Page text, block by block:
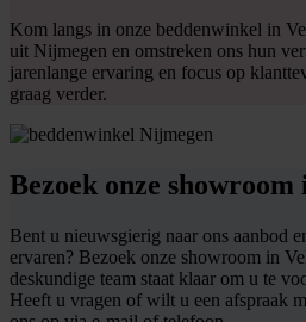
Kom langs in onze beddenwinkel in
uit Nijmegen en omstreken ons hun
jarenlange ervaring en focus op
graag verder.
Bezoek onze showroom
Bent u nieuwsgierig naar ons aanbod
ervaren? Bezoek onze showroom in
deskundige team staat klaar om u te
Heeft u vragen of wilt u een afspraak